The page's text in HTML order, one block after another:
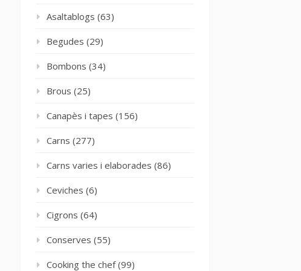
Asaltablogs (63)
Begudes (29)
Bombons (34)
Brous (25)
Canapès i tapes (156)
Carns (277)
Carns varies i elaborades (86)
Ceviches (6)
Cigrons (64)
Conserves (55)
Cooking the chef(99)